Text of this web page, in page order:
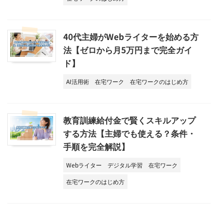
40代主婦がWebライターを始める方
法【ゼロから月5万円まで完全ガイ
ド】
AI活用術 在宅ワーク 在宅ワークのはじめ方
教育訓練給付金で賢くスキルアップ
する方法【主婦でも使える？条件・
手順を完全解説】
Webライター デジタル学習
在宅ワーク
在宅ワークのはじめ方